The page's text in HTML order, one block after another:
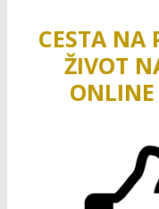
CESTA NA
ŽIVOT